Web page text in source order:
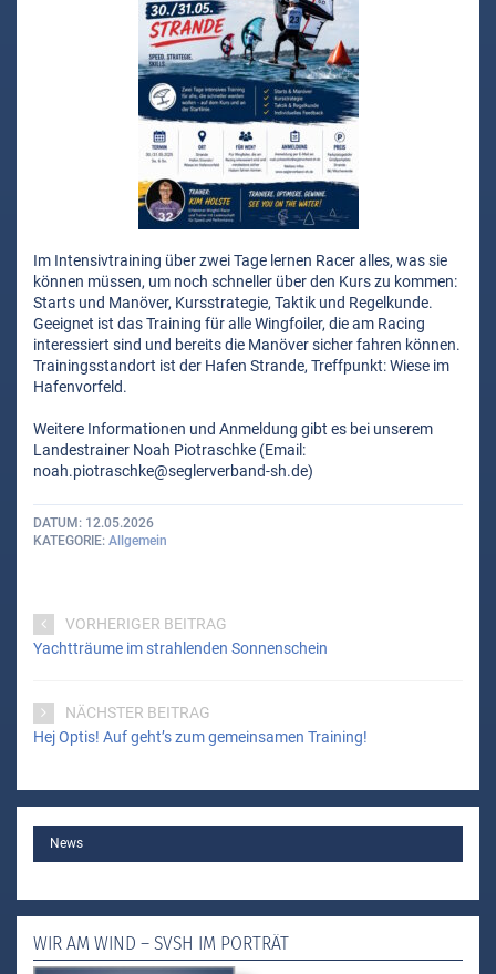
Im Intensivtraining über zwei Tage lernen Racer alles, was sie
können müssen, um noch schneller über den Kurs zu kommen:
Starts und Manöver, Kursstrategie, Taktik und Regelkunde.
Geeignet ist das Training für alle Wingfoiler, die am Racing
interessiert sind und bereits die Manöver sicher fahren können.
Trainingsstandort ist der Hafen Strande, Treffpunkt: Wiese im
Hafenvorfeld.
Weitere Informationen und Anmeldung gibt es bei unserem
Landestrainer Noah Piotraschke (Email:
noah.piotraschke@seglerverband-sh.de)
DATUM
12.05.2026
KATEGORIE Allgemein
VORHERIGER BEITRAG
Yachtträume im strahlenden Sonnenschein
NÄCHSTER BEITRAG
Hej Optis! Auf geht’s zum gemeinsamen Training!
MAIN
News
WIR AM WIND – SVSH IM PORTRÄT